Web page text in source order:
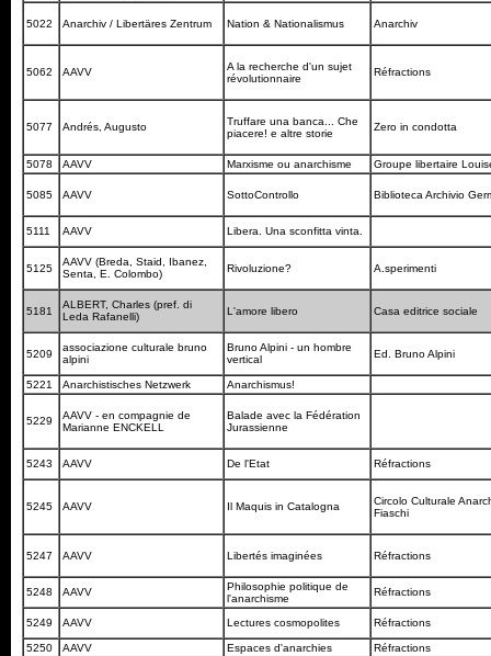
5022 Anarchiv / Libertäres Zentrum Nation & Nationalismus Anarchiv
5062 AAVV
A la recherche d'un sujet
révolutionnaire
Réfractions
5077 Andrés, Augusto
Truffare una banca... Che
piacere! e altre storie
Zero in condotta
5078 AAVV Marxisme ou anarchisme Groupe libertaire
5085 AAVV SottoControllo Biblioteca Archivio
5111 AAVV Libera. Una sconfitta vinta.
5125
AAVV (Breda, Staid, Ibanez,
Senta, E. Colombo)
Rivoluzione? A.sperimenti
5181
ALBERT, Charles (pref. di
Leda Rafanelli)
L'amore libero Casa editrice sociale
5209
associazione culturale bruno
alpini
Bruno Alpini - un hombre
vertical
Ed. Bruno Alpini
5221 Anarchistisches Netzwerk Anarchismus!
5229
AAVV - en compagnie de
Marianne ENCKELL
Balade avec la Fédération
Jurassienne
5243 AAVV De l'Etat Réfractions
5245 AAVV Il Maquis in Catalogna
Circolo Culturale
Fiaschi
5247 AAVV Libertés imaginées Réfractions
5248 AAVV
Philosophie politique de
l'anarchisme
Réfractions
5249 AAVV Lectures cosmopolites Réfractions
5250 AAVV Espaces d'anarchies
Réfractions